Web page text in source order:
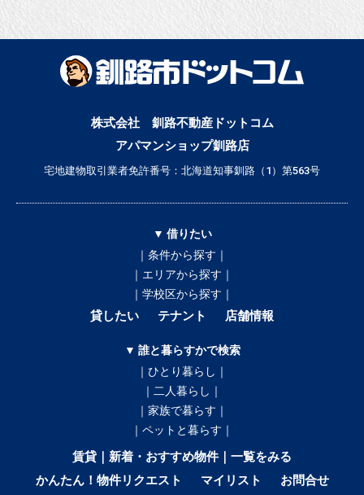
株式会社 釧路不動産ドットコム
アパマンショップ釧路店
宅地建物取引業者免許番号：北海道知事釧路（1）第563号
▼ 借りたい
｜条件から探す｜
｜エリアから探す｜
｜学校区から探す｜
貸したい テナント 店舗情報
▼ 誰と暮らすかで検索
｜ひとり暮らし｜
｜二人暮らし｜
｜家族で暮らす｜
｜ペットと暮らす｜
賃貸｜新着・おすすめ物件｜一覧をみる
かんたん！物件リクエスト
マイリスト お問合せ